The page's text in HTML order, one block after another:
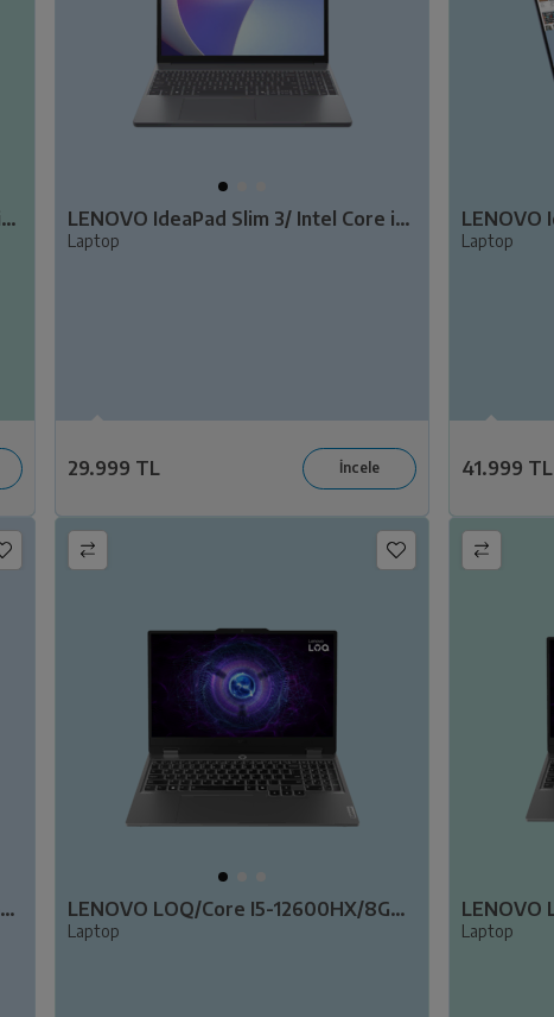
LENOVO IdeaPad Slim 3/ Intel Core i7-13620H/ 16GB Ram/ 512GB SSD/15.3" WUXGA/ W11/ 83K10011TR LENOVO IdeaPad Slim 3/ Intel Core i5-13420H/ 8GB Ram/ 512GB SSD/15.3" WUXGA/ W11/ 83K10016TR
Laptop
29.999 TL
Laptop
41.999 TL
LENOVO LOQ/Core I7-13650HX/16GB RAM/512GB SSD/RTX4050 6GB/15.6" FHD/W11/83GS00W6TR LENOVO LOQ/Core I5-12600HX/8GB RAM/512GB SSD/RTX 3050 6GB/15.6" FHD/W11/83GS00L2TR
Laptop Laptop